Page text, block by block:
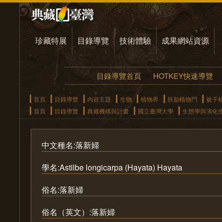
珍藏特展 目錄導覽 技術體驗 成果網站資源
目錄導覽首頁 HOTKEY快速導覽
首頁 目錄導覽 內容主題 生物 植物界 胚胎植物門
被子
首頁
目錄導覽 典藏機構與計畫 國立臺灣大學 生態學與演化
中文種名:落新婦
學名:Astilbe longicarpa (Hayata) Hayata
俗名:落新婦
俗名（英文）:落新婦